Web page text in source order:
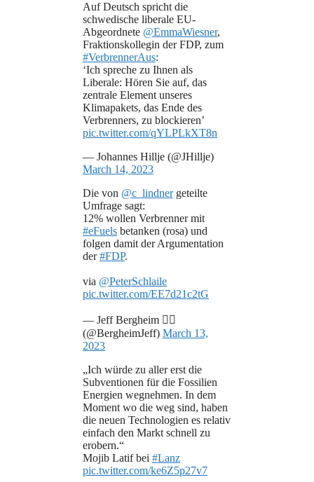
Auf Deutsch spricht die
schwedische liberale EU-
Abgeordnete @EmmaWiesner,
Fraktionskollegin der FDP, zum
#VerbrennerAus:
‘Ich spreche zu Ihnen als
Liberale: Hören Sie auf, das
zentrale Element unseres
Klimapakets, das Ende des
Verbrenners, zu blockieren’
pic.twitter.com/qYLPLkXT8n
— Johannes Hillje (@JHillje)
March 14, 2023
Die von @c_lindnergeteilte
Umfrage sagt:
12% wollen Verbrenner mit
#eFuels betanken (rosa) und
folgen damit der Argumentation
der#FDP.
via @PeterSchlaile
pic.twitter.com/EE7d21c2tG
— Jeff Bergheim 🦤
(@BergheimJeff) March 13,
2023
„Ich würde zu aller erst die
Subventionen für die Fossilien
Energien wegnehmen. In dem
Moment wo die weg sind, haben
die neuen Technologien es relativ
einfach den Markt schnell zu
erobern.“
Mojib Latif bei #Lanz
pic.twitter.com/ke6Z5p27v7